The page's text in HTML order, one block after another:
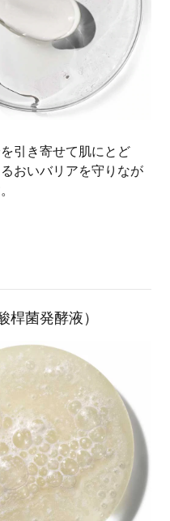
引き寄せて肌にとど
おいバリアを守りなが
桿菌発酵液）